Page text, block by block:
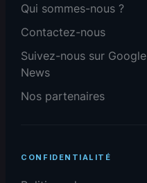
Qui sommes-nous ?
Contactez-nous
Suivez-nous sur Google
News
Nos partenaires
CONFIDENTIALITÉ